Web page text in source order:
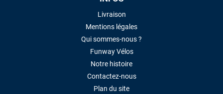
Livraison
Mentions légales
Qui sommes-nous ?
Funway Vélos
Notre histoire
Contactez-nous
Plan du site